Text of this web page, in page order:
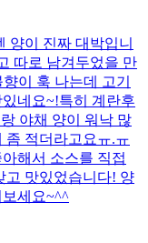
양이 진짜 대박입니
따로 남겨두었을 만
이 훅 나는데 고기
네요~!특히 계란후
야채 양이 워낙 많
좀 적더라고요ㅠ.ㅠ
해서 소스를 직접
고 맛있었습니다! 양
보세요~^^